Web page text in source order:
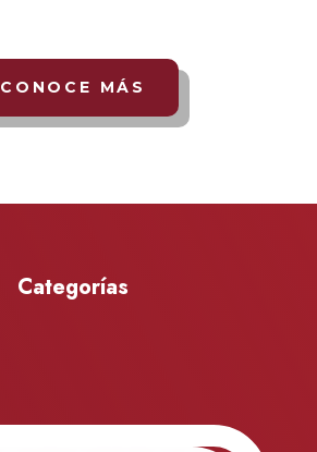
CONOCE MÁS
Categorías